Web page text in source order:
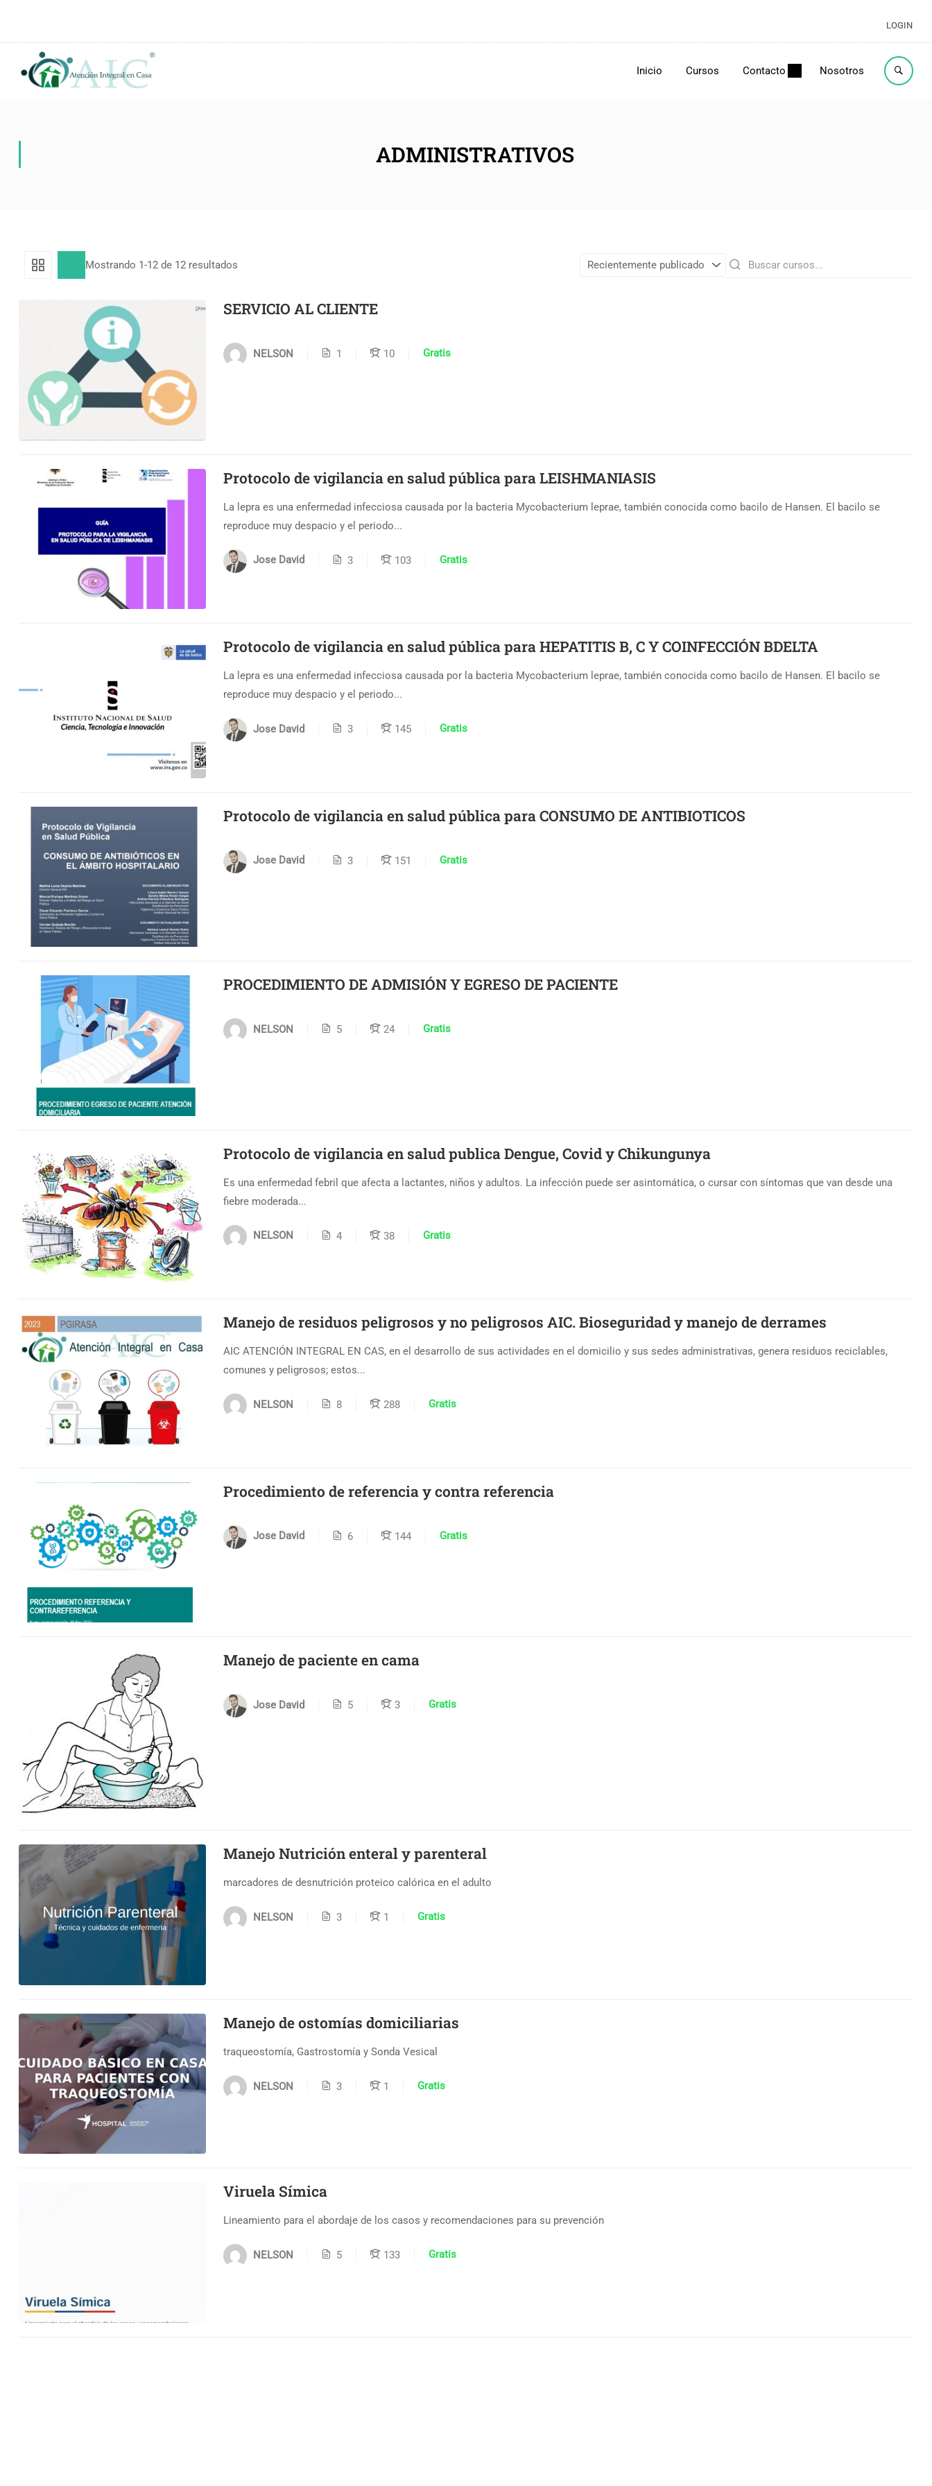
LOGIN
Inicio Cursos Contacto Nosotros
ADMINISTRATIVOS
Mostrando 1-12 de 12 resultados
SERVICIO AL CLIENTE
NELSON 1 10 Gratis
Protocolo de vigilancia en salud pública para LEISHMANIASIS
La lepra es una enfermedad infecciosa causada por la bacteria Mycobacterium leprae, también conocida como bacilo de Hansen. El bacilo se
reproduce muy despacio y el periodo...
Jose David 3 103 Gratis
Protocolo de vigilancia en salud pública para HEPATITIS B, C Y COINFECCIÓN BDELTA
La lepra es una enfermedad infecciosa causada por la bacteria Mycobacterium leprae, también conocida como bacilo de Hansen. El bacilo se
reproduce muy despacio y el periodo...
Jose David 3 145 Gratis
Protocolo de vigilancia en salud pública para CONSUMO DE ANTIBIOTICOS
Jose David 3 151 Gratis
PROCEDIMIENTO DE ADMISIÓN Y EGRESO DE PACIENTE
NELSON 5 24 Gratis
Protocolo de vigilancia en salud publica Dengue, Covid y Chikungunya
Es una enfermedad febril que afecta a lactantes, niños y adultos. La infección puede ser asintomática, o cursar con síntomas que van desde una
fiebre moderada...
NELSON 4 38 Gratis
Manejo de residuos peligrosos y no peligrosos AIC. Bioseguridad y manejo de derrames
AIC ATENCIÓN INTEGRAL EN CAS, en el desarrollo de sus actividades en el domicilio y sus sedes administrativas, genera residuos reciclables,
comunes y peligrosos; estos...
NELSON 8 288 Gratis
Procedimiento de referencia y contra referencia
Jose David 6 144 Gratis
Manejo de paciente en cama
Jose David 5 3 Gratis
Manejo Nutrición enteral y parenteral
marcadores de desnutrición proteico calórica en el adulto
NELSON 3 1 Gratis
Manejo de ostomías domiciliarias
traqueostomía, Gastrostomía y Sonda Vesical
NELSON 3 1 Gratis
Viruela Símica
Lineamiento para el abordaje de los casos y recomendaciones para su prevención
NELSON 5 133 Gratis